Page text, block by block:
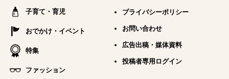
子育て・育児
おでかけ・イベント
特集
ファッション
プライバシーポリシー
お問い合わせ
広告出稿・媒体資料
投稿者専用ログイン